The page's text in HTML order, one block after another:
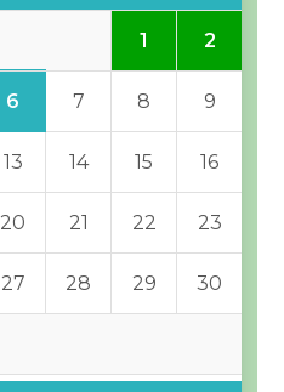
1 2
6 7 8 9
13 14 15 16
20 21 22 23
27 28 29 30